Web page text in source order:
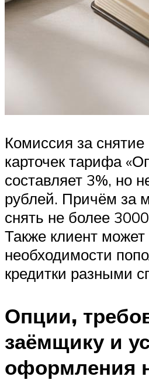
Комиссия за
карточек тарифа
составляет 3%, но
рублей. Причём за
снять не более
Также клиент может
необходимости
кредитки разными
Опции,
заёмщику и
оформления